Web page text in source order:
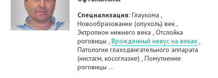
Специализация:Глаукома ,
Новообразование (опухоль) век ,
Эктропион нижнего века , Отслойка
роговицы ,Врожденный невус на веках ,
Патология глазодвигательного аппарата
(нистагм, косоглазие) , Помутнение
роговицы ...